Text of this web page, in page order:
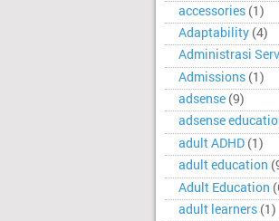
accessories (1)
Adaptability (4)
Administrasi
Admissions (1)
adsense (9)
adsense
adult ADHD (1)
adult education
Adult Education
adult learners (1)